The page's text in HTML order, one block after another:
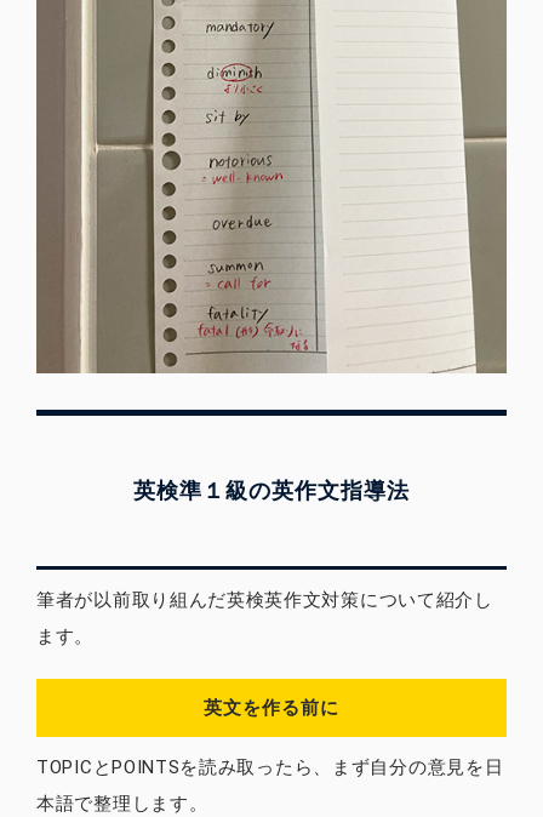
英検準１級の英作文指導法
筆者が以前取り組んだ英検英作文対策について紹介し
ます。
英文を作る前に
TOPICとPOINTSを読み取ったら、まず自分の意見を日
本語で整理します。